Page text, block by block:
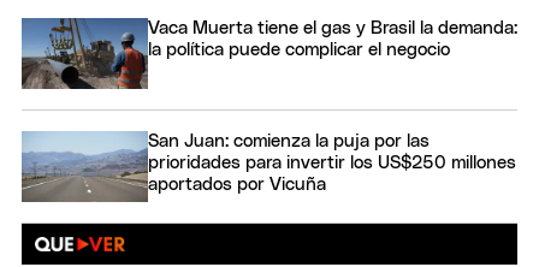
Vaca Muerta tiene el gas y Brasil la demanda:
la política puede complicar el negocio
San Juan: comienza la puja por las
prioridades para invertir los US$250 millones
aportados por Vicuña